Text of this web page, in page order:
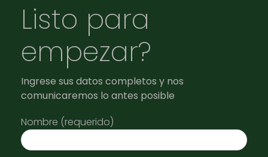
Listo para
empezar?
Ingrese sus datos completos y nos
comunicaremos lo antes posible
Nombre (requerido)